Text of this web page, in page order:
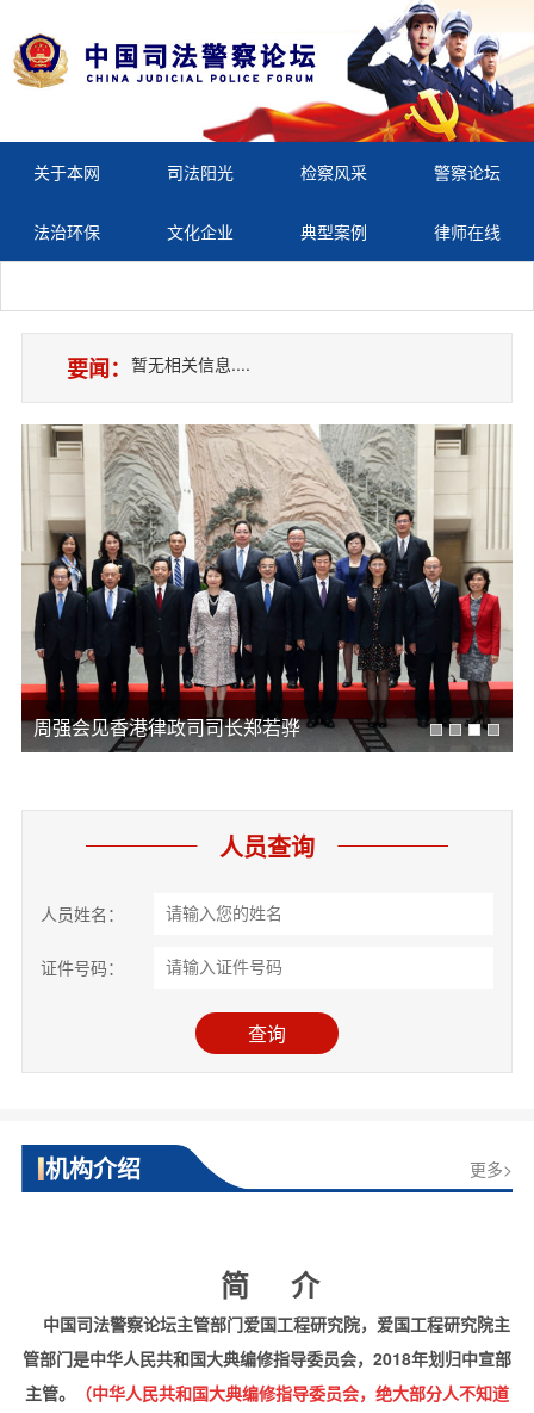
关于本网 司法阳光 检察风采 警察论坛
法治环保 文化企业 典型案例 律师在线
要闻： 暂无相关信息....
周强会见香港律政司司长郑若骅
人员查询
人员姓名：
证件号码：
查询
机构介绍 更多>
简 介
中国司法警察论坛主管部门爱国工程研究院，爱国工程研究院主
管部门是中华人民共和国大典编修指导委员会，2018年划归中宣部
主管。
（中华人民共和国大典编修指导委员会，绝大部分人不知道